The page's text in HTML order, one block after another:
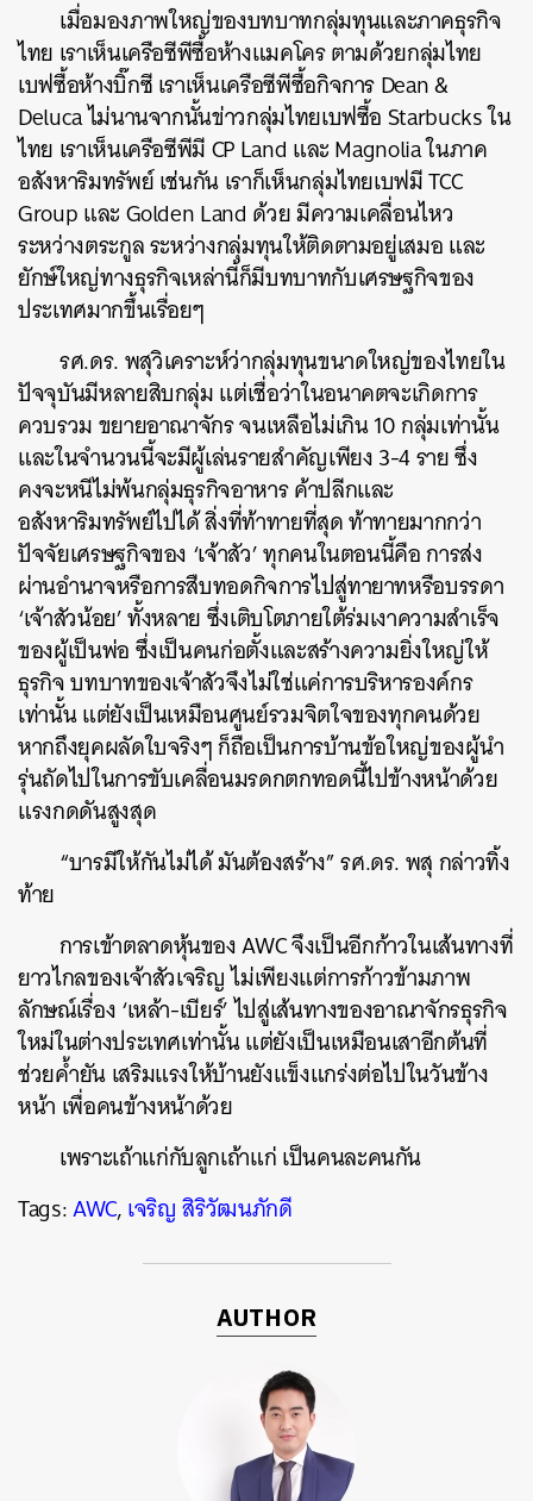
เมื่อมองภาพใหญ่ของบทบาทกลุ่มทุนและภาคธุรกิจ
ไทย เราเห็นเครือซีพีซื้อห้างแมคโคร ตามด้วยกลุ่มไทย
เบฟซื้อห้างบิ๊กซี เราเห็นเครือซีพีซื้อกิจการ Dean &
Deluca ไม่นานจากนั้นข่าวกลุ่มไทยเบฟซื้อ Starbucks ใน
ไทย เราเห็นเครือซีพีมี CP Land และ Magnolia ในภาค
อสังหาริมทรัพย์ เช่นกัน เราก็เห็นกลุ่มไทยเบฟมี TCC
Group และ Golden Land ด้วย มีความเคลื่อนไหว
ระหว่างตระกูล ระหว่างกลุ่มทุนให้ติดตามอยู่เสมอ และ
ยักษ์ใหญ่ทางธุรกิจเหล่านี้ก็มีบทบาทกับเศรษฐกิจของ
ประเทศมากขึ้นเรื่อยๆ
รศ.ดร. พสุวิเคราะห์ว่ากลุ่มทุนขนาดใหญ่ของไทยใน
ปัจจุบันมีหลายสิบกลุ่ม แต่เชื่อว่าในอนาคตจะเกิดการ
ควบรวม ขยายอาณาจักร จนเหลือไม่เกิน 10 กลุ่มเท่านั้น
และในจำนวนนี้จะมีผู้เล่นรายสำคัญเพียง 3-4 ราย ซึ่ง
คงจะหนีไม่พ้นกลุ่มธุรกิจอาหาร ค้าปลีกและ
อสังหาริมทรัพย์ไปได้ สิ่งที่ท้าทายที่สุด ท้าทายมากกว่า
ปัจจัยเศรษฐกิจของ ‘เจ้าสัว’ ทุกคนในตอนนี้คือ การส่ง
ผ่านอำนาจหรือการสืบทอดกิจการไปสู่ทายาทหรือบรรดา
‘เจ้าสัวน้อย’ ทั้งหลาย ซึ่งเติบโตภายใต้ร่มเงาความสำเร็จ
ของผู้เป็นพ่อ ซึ่งเป็นคนก่อตั้งและสร้างความยิ่งใหญ่ให้
ธุรกิจ บทบาทของเจ้าสัวจึงไม่ใช่แค่การบริหารองค์กร
เท่านั้น แต่ยังเป็นเหมือนศูนย์รวมจิตใจของทุกคนด้วย
หากถึงยุคผลัดใบจริงๆ ก็ถือเป็นการบ้านข้อใหญ่ของผู้นำ
รุ่นถัดไปในการขับเคลื่อนมรดกตกทอดนี้ไปข้างหน้าด้วย
แรงกดดันสูงสุด
“บารมีให้กันไม่ได้ มันต้องสร้าง” รศ.ดร. พสุ กล่าวทิ้ง
ท้าย
การเข้าตลาดหุ้นของ AWC จึงเป็นอีกก้าวในเส้นทางที่
ยาวไกลของเจ้าสัวเจริญ ไม่เพียงแต่การก้าวข้ามภาพ
ลักษณ์เรื่อง ‘เหล้า-เบียร์’ ไปสู่เส้นทางของอาณาจักรธุรกิจ
ใหม่ในต่างประเทศเท่านั้น แต่ยังเป็นเหมือนเสาอีกต้นที่
ช่วยค้ำยัน เสริมแรงให้บ้านยังแข็งแกร่งต่อไปในวันข้าง
หน้า เพื่อคนข้างหน้าด้วย
เพราะเถ้าแก่กับลูกเถ้าแก่ เป็นคนละคนกัน
Tags:AWC,เจริญ สิริวัฒนภักดี
AUTHOR